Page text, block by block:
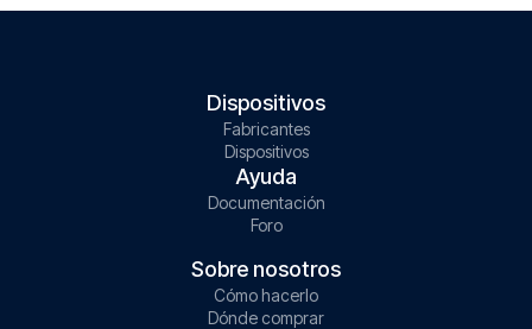
Dispositivos
Fabricantes
Dispositivos
Ayuda
Documentación
Foro
Sobre nosotros
Cómo hacerlo
Dónde comprar